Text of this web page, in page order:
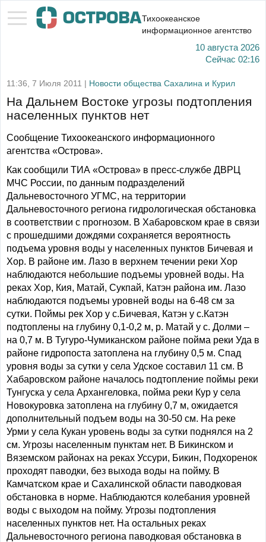
Тихоокеанское
информационное агентство
10 августа 2026
Сейчас 02:16
11:36, 7 Июля 2011 | Новости общества Сахалина и Курил
На Дальнем Востоке угрозы подтопления
населенных пунктов нет
Сообщение Тихоокеанского информационного
агентства «Острова».
Как сообщили ТИА «Острова» в пресс-службе ДВРЦ
МЧС России, по данным подразделений
Дальневосточного УГМС, на территории
Дальневосточного региона гидрологическая обстановка
в соответствии с прогнозом. В Хабаровском крае в связи
с прошедшими дождями сохраняется вероятность
подъема уровня воды у населенных пунктов Бичевая и
Хор. В районе им. Лазо в верхнем течении реки Хор
наблюдаются небольшие подъемы уровней воды. На
реках Хор, Кия, Матай, Сукпай, Катэн района им. Лазо
наблюдаются подъемы уровней воды на 6-48 см за
сутки. Поймы рек Хор у с.Бичевая, Катэн у с.Катэн
подтоплены на глубину 0,1-0,2 м, р. Матай у с. Долми –
на 0,7 м. В Тугуро-Чумиканском районе пойма реки Уда в
районе гидропоста затоплена на глубину 0,5 м. Спад
уровня воды за сутки у села Удское составил 11 см. В
Хабаровском районе началось подтопление поймы реки
Тунгуска у села Архангеловка, пойма реки Кур у села
Новокуровка затоплена на глубину 0,7 м, ожидается
дополнительный подъем воды на 30-50 см. На реке
Урми у села Кукан уровень воды за сутки поднялся на 2
см. Угрозы населенным пунктам нет. В Бикинском и
Вяземском районах на реках Уссури, Бикин, Подхоренок
проходят паводки, без выхода воды на пойму. В
Камчатском крае и Сахалинской области паводковая
обстановка в норме. Наблюдаются колебания уровней
воды с выходом на пойму. Угрозы подтопления
населенных пунктов нет. На остальных реках
Дальневосточного региона паводковая обстановка в